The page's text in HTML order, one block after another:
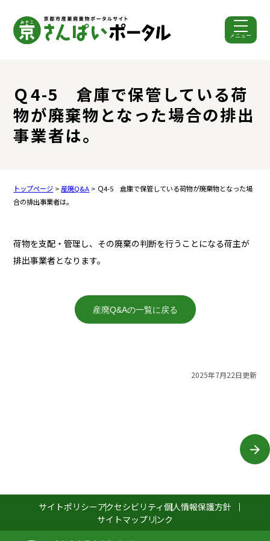
メニュー
Ｑ4-5 倉庫で保管している荷
物が廃棄物となった場合の排出
事業者は。
トップページ > 産廃Q&A > Ｑ4-5 倉庫で保管している荷物が廃棄物となった場
合の排出事業者は。
荷物を支配・管理し、その廃棄の判断を行うことになる荷主が
排出事業者となります。
産廃Q&Aの一覧に戻る
2025年7月22日更新
サイトポリシーアクセシビリティ個人情報保護方針
サイトマップリンク